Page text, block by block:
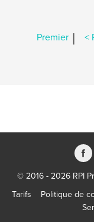
Premier | <
© 2016 - 2026 RPI
Tarifs
Politique de